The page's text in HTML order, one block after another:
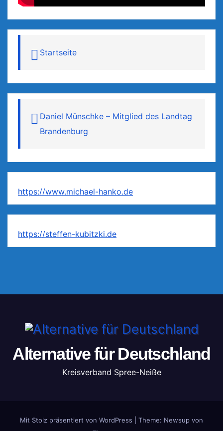
Startseite
Daniel Münschke – Mitglied des Landtag
Brandenburg
https://www.michael-hanko.de
https://steffen-kubitzki.de
Alternative für Deutschland
Kreisverband Spree-Neiße
Mit Stolz präsentiert von WordPress
Theme: Newsup von